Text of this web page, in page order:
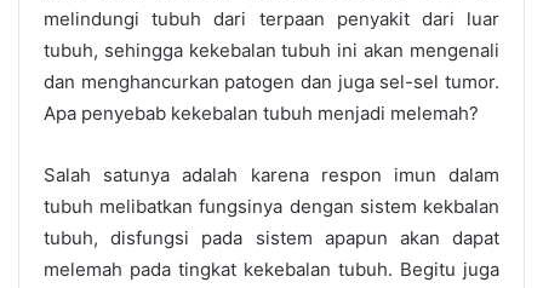
melindungi tubuh dari terpaan penyakit dari luar
tubuh, sehingga kekebalan tubuh ini akan mengenali
dan menghancurkan patogen dan juga sel-sel tumor.
Apa penyebab kekebalan tubuh menjadi melemah?
Salah satunya adalah karena respon imun dalam
tubuh melibatkan fungsinya dengan sistem kekbalan
tubuh, disfungsi pada sistem apapun akan dapat
melemah pada tingkat kekebalan tubuh. Begitu juga